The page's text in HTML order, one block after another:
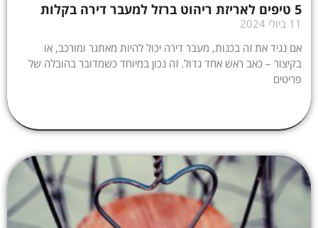
5 טיפים לאריזת ריהוט ברזל למעבר דירה בקלות
11 ביולי 2024
אם נגיד את זה בכנות, מעבר דירה יכול להיות מאתגר ומורכב, או
בקיצור – כאב ראש אחד גדול. זה נכון במיוחד כשמדובר בהובלה של
פריטים